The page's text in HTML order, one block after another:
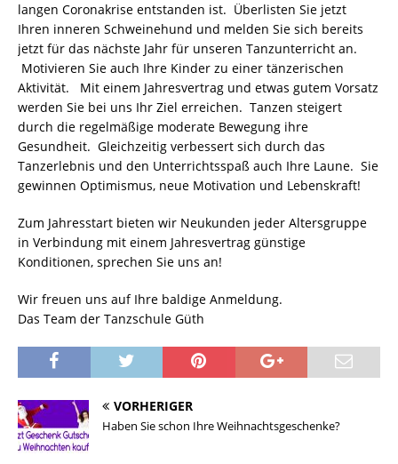
langen Coronakrise entstanden ist. Überlisten Sie jetzt
Ihren inneren Schweinehund und melden Sie sich bereits
jetzt für das nächste Jahr für unseren Tanzunterricht an.
Motivieren Sie auch Ihre Kinder zu einer tänzerischen
Aktivität. Mit einem Jahresvertrag und etwas gutem Vorsatz
werden Sie bei uns Ihr Ziel erreichen. Tanzen steigert
durch die regelmäßige moderate Bewegung ihre
Gesundheit. Gleichzeitig verbessert sich durch das
Tanzerlebnis und den Unterrichtsspaß auch Ihre Laune. Sie
gewinnen Optimismus, neue Motivation und Lebenskraft!
Zum Jahresstart bieten wir Neukunden jeder Altersgruppe
in Verbindung mit einem Jahresvertrag günstige
Konditionen, sprechen Sie uns an!
Wir freuen uns auf Ihre baldige Anmeldung.
Das Team der Tanzschule Güth
VORHERIGER
Haben Sie schon Ihre Weihnachtsgeschenke?